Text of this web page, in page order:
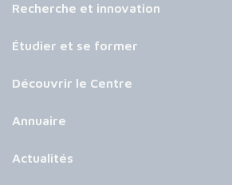
Recherche et innovation
Étudier et se former
Découvrir le Centre
Annuaire
Actualités